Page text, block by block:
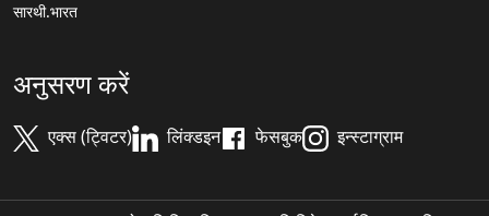
सारथी.भारत
अनुसरण करें
एक्स (ट्विटर) लिंक्डइन फेसबुक इन्स्टाग्राम